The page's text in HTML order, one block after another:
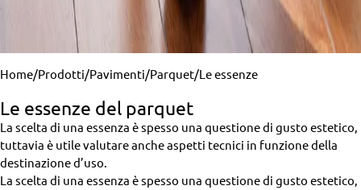
Home/Prodotti/Pavimenti/Parquet/Le essenze
Le essenze del parquet
La scelta di una essenza è spesso una questione di gusto estetico,
tuttavia è utile valutare anche aspetti tecnici in funzione della
destinazione d’uso.
La scelta di una essenza è spesso una questione di gusto estetico,